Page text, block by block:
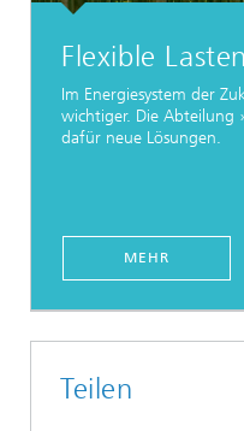
Flexible
Im Energiesystem der
wichtiger. Die Abteilung
dafür neue Lösungen.
MEHR
Teilen